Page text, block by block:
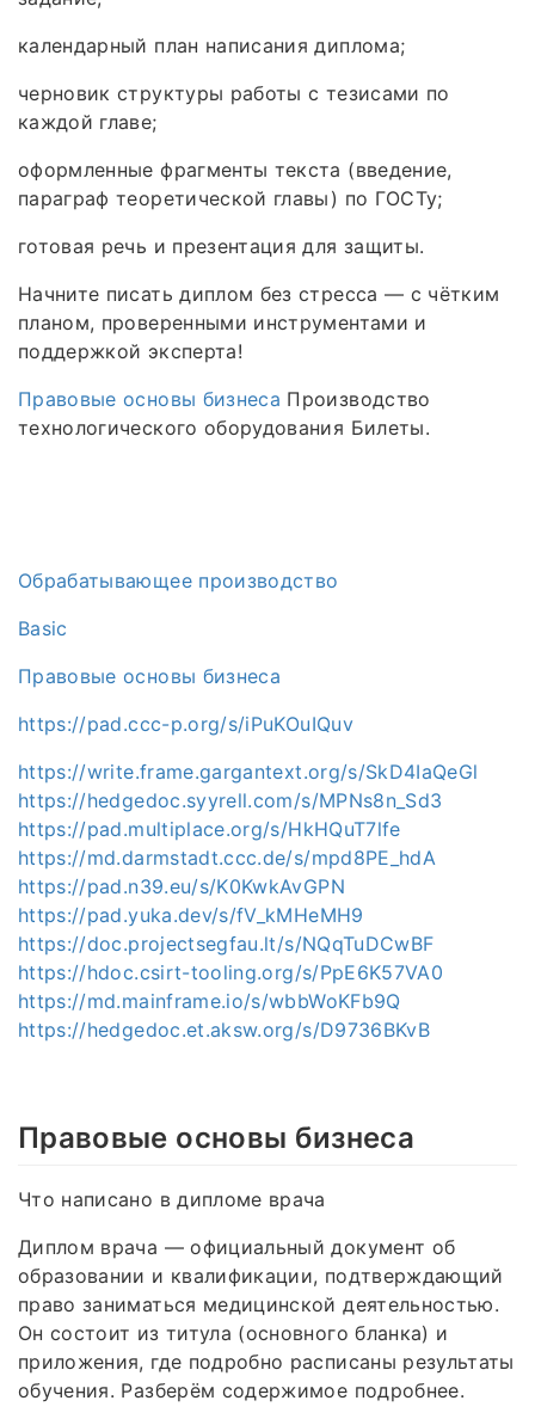
календарный план написания диплома;
черновик структуры работы с тезисами по
каждой главе;
оформленные фрагменты текста (введение,
параграф теоретической главы) по ГОСТу;
готовая речь и презентация для защиты.
Начните писать диплом без стресса — с чётким
планом, проверенными инструментами и
поддержкой эксперта!
Правовые основы бизнеса Производство
технологического оборудования Билеты.
Обрабатывающее производство
Basic
Правовые основы бизнеса
https://pad.ccc-p.org/s/iPuKOuIQuv
https://write.frame.gargantext.org/s/SkD4IaQeGl
https://hedgedoc.syyrell.com/s/MPNs8n_Sd3
https://pad.multiplace.org/s/HkHQuT7lfe
https://md.darmstadt.ccc.de/s/mpd8PE_hdA
https://pad.n39.eu/s/K0KwkAvGPN
https://pad.yuka.dev/s/fV_kMHeMH9
https://doc.projectsegfau.lt/s/NQqTuDCwBF
https://hdoc.csirt-tooling.org/s/PpE6K57VA0
https://md.mainframe.io/s/wbbWoKFb9Q
https://hedgedoc.et.aksw.org/s/D9736BKvB
Правовые основы бизнеса
Что написано в дипломе врача
Диплом врача — официальный документ об
образовании и квалификации, подтверждающий
право заниматься медицинской деятельностью.
Он состоит из титула (основного бланка) и
приложения, где подробно расписаны результаты
обучения. Разберём содержимое подробнее.